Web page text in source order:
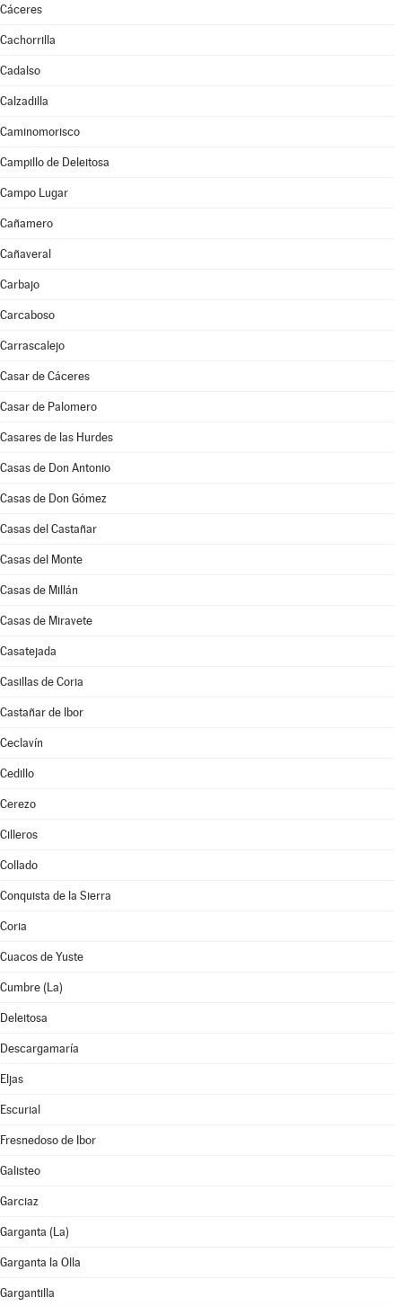
Cáceres
Cachorrilla
Cadalso
Calzadilla
Caminomorisco
Campillo de Deleitosa
Campo Lugar
Cañamero
Cañaveral
Carbajo
Carcaboso
Carrascalejo
Casar de Cáceres
Casar de Palomero
Casares de las Hurdes
Casas de Don Antonio
Casas de Don Gómez
Casas del Castañar
Casas del Monte
Casas de Millán
Casas de Miravete
Casatejada
Casillas de Coria
Castañar de Ibor
Ceclavín
Cedillo
Cerezo
Cilleros
Collado
Conquista de la Sierra
Coria
Cuacos de Yuste
Cumbre (La)
Deleitosa
Descargamaría
Eljas
Escurial
Fresnedoso de Ibor
Galisteo
Garciaz
Garganta (La)
Garganta la Olla
Gargantilla